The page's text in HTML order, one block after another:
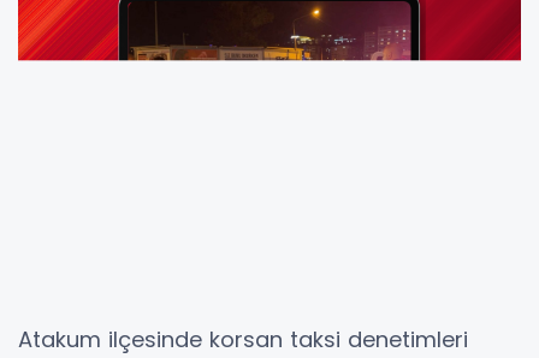
Atakum ilçesinde korsan taksi denetimleri